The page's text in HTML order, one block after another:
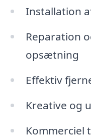
Installation
Reparation
opsætning
Effektiv
Kreative og
Kommerciel